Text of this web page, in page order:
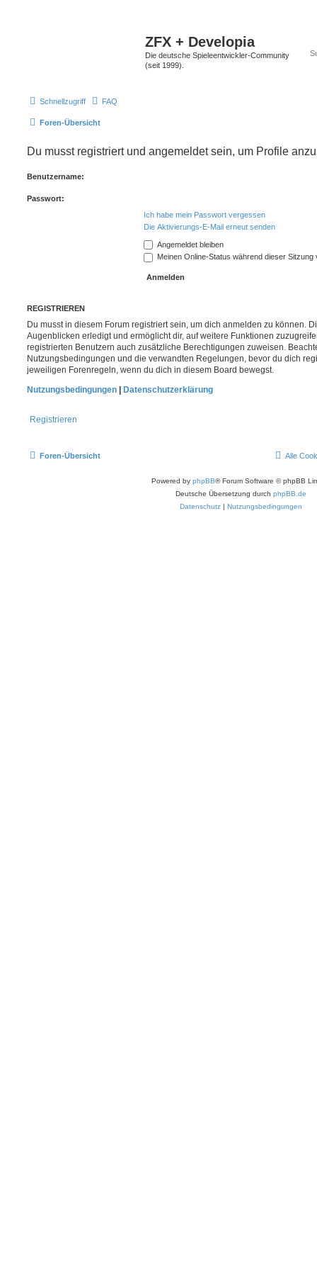
ZFX + Developia
Die deutsche Spieleentwickler-Community
(seit 1999).
Schnellzugriff FAQ
Foren-Übersicht
Du musst registriert und angemeldet sein, um Profile
Benutzername:
Passwort:
Ich habe mein Passwort vergessen
Die Aktivierungs-E-Mail erneut senden
Angemeldet bleiben
Meinen Online-Status während dieser Sitzung
REGISTRIEREN
Du musst in diesem Forum registriert sein, um dich anmelden zu können.
Augenblicken erledigt und ermöglicht dir, auf weitere Funktionen
registrierten Benutzern auch zusätzliche Berechtigungen zuweisen.
Nutzungsbedingungen und die verwandten Regelungen, bevor du dich
jeweiligen Forenregeln, wenn du dich in diesem Board bewegst.
Nutzungsbedingungen
Datenschutzerklärung
Registrieren
Foren-Übersicht Alle
Powered by phpBB® Forum Software © phpBB
Deutsche Übersetzung durch phpBB.de
Datenschutz | Nutzungsbedingungen